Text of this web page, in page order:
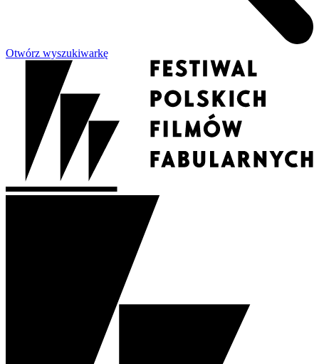
Otwórz wyszukiwarkę